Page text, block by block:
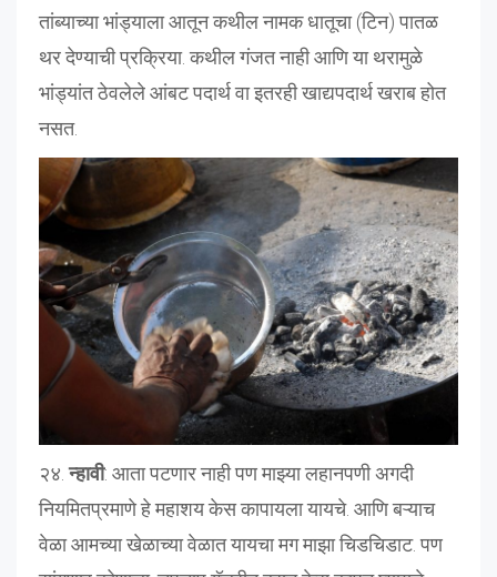
तांब्याच्या भांड्याला आतून कथील नामक धातूचा (टिन) पातळ
थर देण्याची प्रक्रिया. कथील गंजत नाही आणि या थरामुळे
भांड्यांत ठेवलेले आंबट पदार्थ वा इतरही खाद्यपदार्थ खराब होत
नसत.
२४.न्हावी: आता पटणार नाही पण माझ्या लहानपणी अगदी
नियमितप्रमाणे हे महाशय केस कापायला यायचे. आणि बऱ्याच
वेळा आमच्या खेळाच्या वेळात यायचा मग माझा चिडचिडाट. पण